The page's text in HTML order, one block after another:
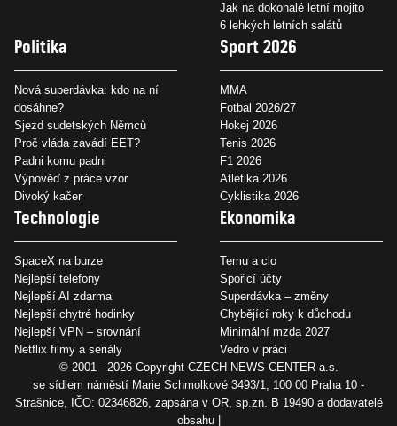
Jak na dokonalé letní mojito
6 lehkých letních salátů
Politika
Nová superdávka: kdo na ní
dosáhne?
Sjezd sudetských Němců
Proč vláda zavádí EET?
Padni komu padni
Výpověď z práce vzor
Divoký kačer
Sport 2026
MMA
Fotbal 2026/27
Hokej 2026
Tenis 2026
F1 2026
Atletika 2026
Cyklistika 2026
Technologie
SpaceX na burze
Nejlepší telefony
Nejlepší AI zdarma
Nejlepší chytré hodinky
Nejlepší VPN – srovnání
Netflix filmy a seriály
Ekonomika
Temu a clo
Spořicí účty
Superdávka – změny
Chybějící roky k důchodu
Minimální mzda 2027
Vedro v práci
© 2001 - 2026 Copyright CZECH NEWS CENTER a.s.
se sídlem náměstí Marie Schmolkové 3493/1, 100 00 Praha 10 -
Strašnice, IČO: 02346826, zapsána v OR, sp.zn. B 19490 a dodavatelé
obsahu